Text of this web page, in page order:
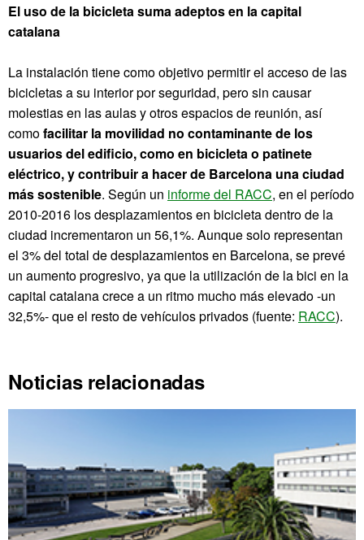
El uso de la bicicleta suma adeptos en la capital
catalana
La instalación tiene como objetivo permitir el acceso de las
bicicletas a su interior por seguridad, pero sin causar
molestias en las aulas y otros espacios de reunión, así
comofacilitar la movilidad no contaminante de los
usuarios del edificio, como en bicicleta o patinete
eléctrico, y contribuir a hacer de Barcelona una ciudad
más sostenible. Según un informe del RACC, en el período
2010-2016 los desplazamientos en bicicleta dentro de la
ciudad incrementaron un 56,1%. Aunque solo representan
el 3% del total de desplazamientos en Barcelona, se prevé
un aumento progresivo, ya que la utilización de la bici en la
capital catalana crece a un ritmo mucho más elevado -un
32,5%- que el resto de vehículos privados (fuente: RACC).
Noticias relacionadas